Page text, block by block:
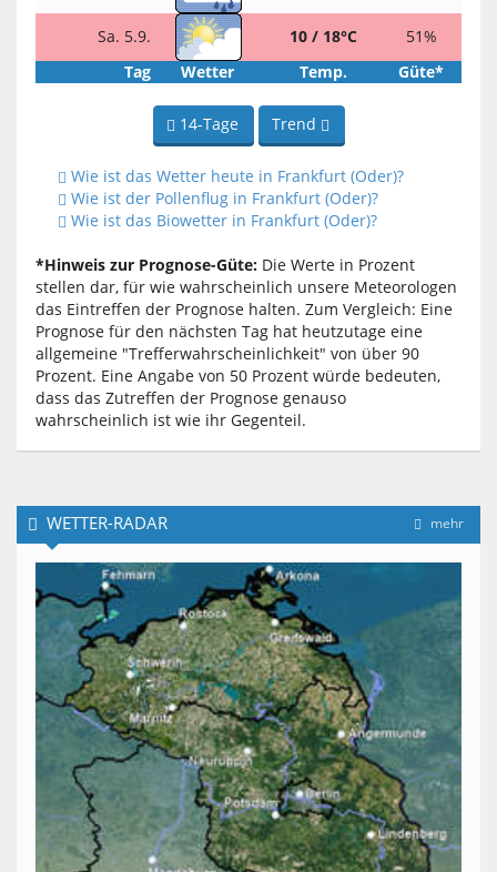
Sa. 5.9. 10 / 18°C
51%
Tag
Wetter Temp. Güte*
14-Tage Trend
Wie ist das Wetter heute in Frankfurt (Oder)?
Wie ist der Pollenflug in Frankfurt (Oder)?
Wie ist das Biowetter in Frankfurt (Oder)?
*Hinweis zur Prognose-Güte: Die Werte in Prozent
stellen dar, für wie wahrscheinlich unsere Meteorologen
das Eintreffen der Prognose halten. Zum Vergleich: Eine
Prognose für den nächsten Tag hat heutzutage eine
allgemeine "Trefferwahrscheinlichkeit" von über 90
Prozent. Eine Angabe von 50 Prozent würde bedeuten,
dass das Zutreffen der Prognose genauso
wahrscheinlich ist wie ihr Gegenteil.
mehr
WETTER-RADAR